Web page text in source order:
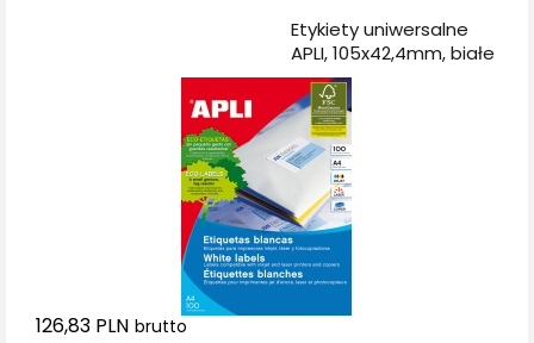
Etykiety uniwersalne
APLI, 105x42,4mm, białe
126,83 PLN brutto